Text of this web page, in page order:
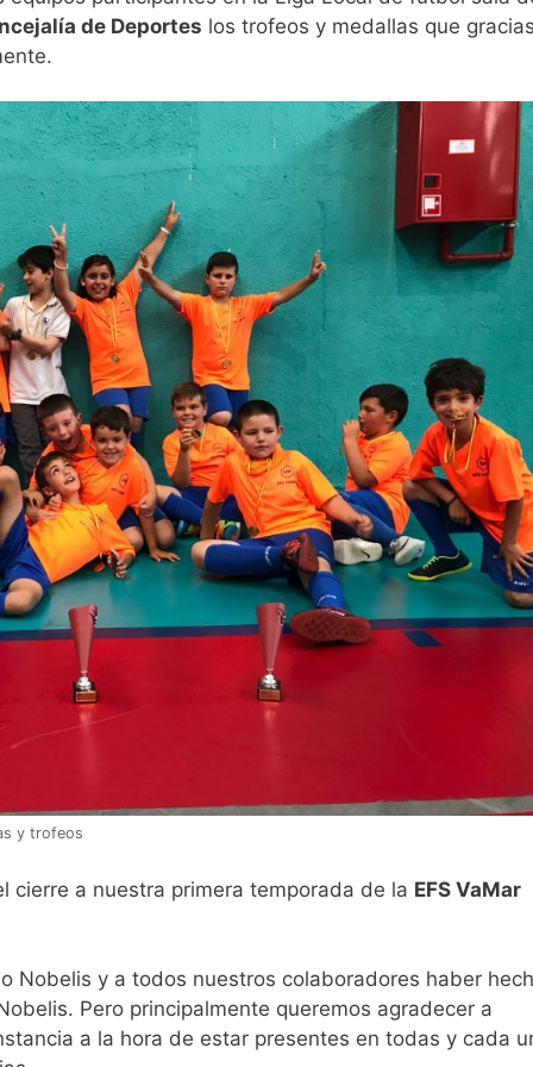
de Deportes los trofeos y medallas que
y trofeos
cierre a nuestra primera temporada de la EFS VaMar
Nobelis y a todos nuestros colaboradores haber
Pero principalmente queremos agradecer a
a la hora de estar presentes en todas y cada